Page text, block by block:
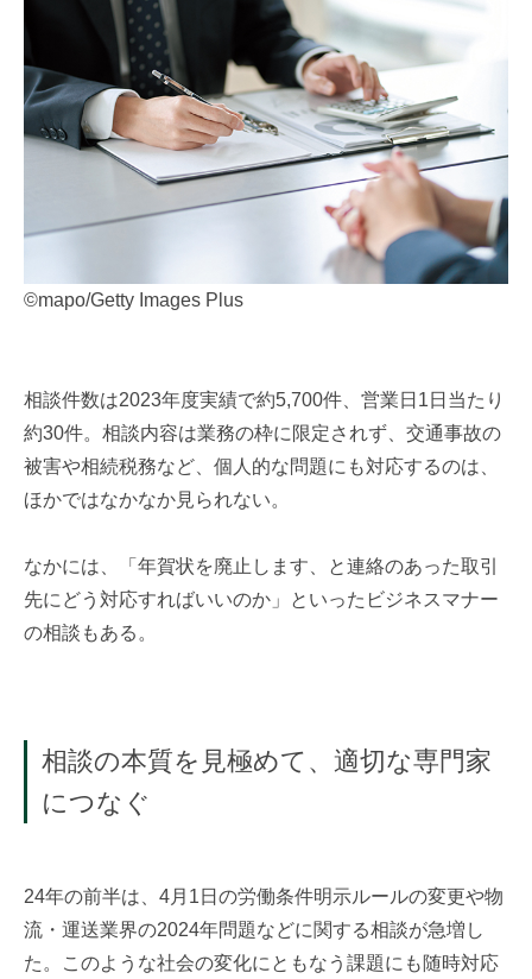
©️mapo/Getty Images Plus
相談件数は2023年度実績で約5,700件、営業日 1 日当たり
約30件。相談内容は業務の枠に限定されず、交通事故の
被害や相続税務など、個人的な問題にも対応するのは、
ほかではなかなか見られない。
なかには、「年賀状を廃止します、と連絡のあった取引
先にどう対応すればいいのか」といったビジネスマナー
の相談もある。
相談の本質を見極めて、 適切な専門家
につなぐ
24年の前半は、 4月 1 日の労働条件明示ルールの変更や物
流・運送業界の2024年問題などに関する相談が急増し
た。このような社会の変化にともなう課題にも随時対応